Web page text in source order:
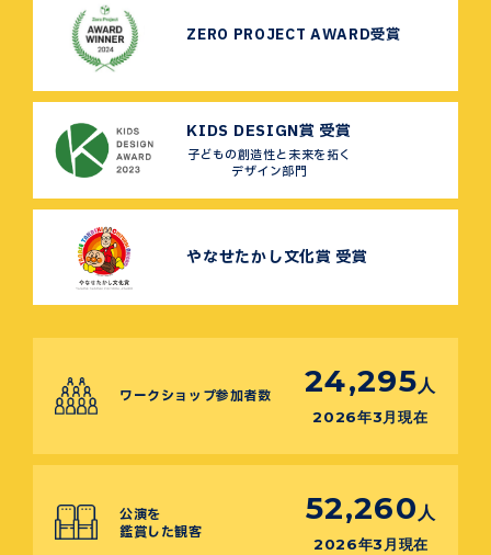
ZERO PROJECT AWARD受賞
KIDS DESIGN賞 受賞
子どもの創造性と未来を拓く
デザイン部門
やなせたかし文化賞 受賞
ワークショップ参加者数 24,295 人
2026年3月現在
公演を
鑑賞した観客
52,260 人
2026年3月現在